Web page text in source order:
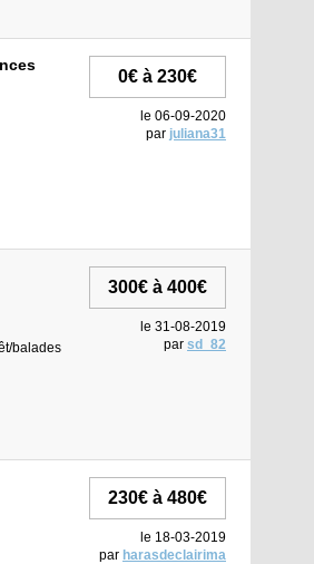
0€ à 230€
le 06-09-2020
par juliana31
balades
300€ à 400€
le 31-08-2019
par sd_82
230€ à 480€
le 18-03-2019
par harasdeclairima